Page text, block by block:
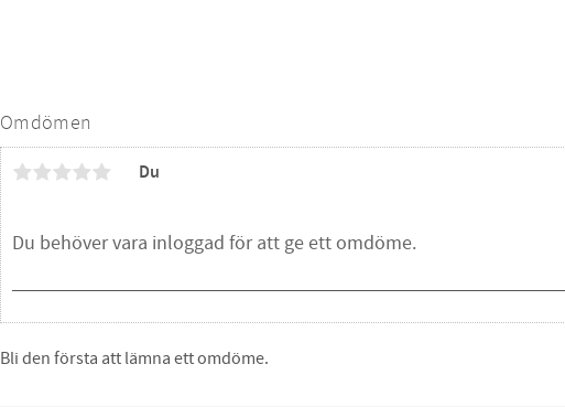
Omdömen
Du
Bli den första att lämna ett omdöme.